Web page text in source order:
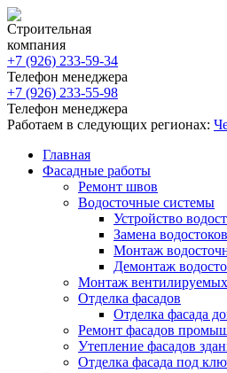
Строительная
компания
+7 (926) 233-59-34
Телефон менеджера
+7 (926) 233-55-98
Телефон менеджера
Работаем в следующих регионах:
Главная
Фасадные работы
Ремонт швов
Водосточные системы
Устройство
Замена водостоков
Монтаж
Демонтаж
Монтаж вентилируемых
Отделка фасадов
Отделка фасада
Ремонт фасадов
Утепление фасадов
Отделка фасада под